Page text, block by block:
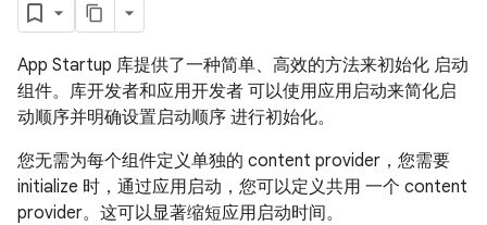
App Startup 库提供了一种简单、高效的方法来初始化 启动
组件。库开发者和应用开发者 可以使用应用启动来简化启
动顺序并明确设置启动顺序 进行初始化。
您无需为每个组件定义单独的 content provider，您需要
initialize 时，通过应用启动，您可以定义共用 一个 content
provider。这可以显著缩短应用启动时间。